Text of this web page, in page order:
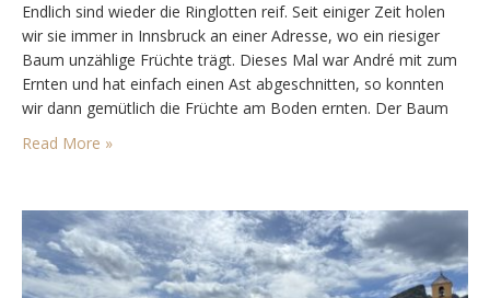
Endlich sind wieder die Ringlotten reif. Seit einiger Zeit holen
wir sie immer in Innsbruck an einer Adresse, wo ein riesiger
Baum unzählige Früchte trägt. Dieses Mal war André mit zum
Ernten und hat einfach einen Ast abgeschnitten, so konnten
wir dann gemütlich die Früchte am Boden ernten. Der Baum
gehört nämlich so oder so zurückgeschnitten. Normalerweise
war ich immer…
Read More »